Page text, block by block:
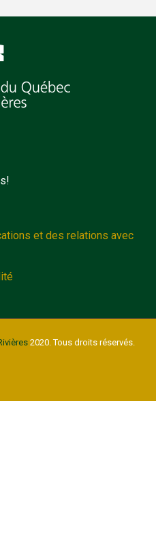
et des relations avec
2020. Tous droits réservés.